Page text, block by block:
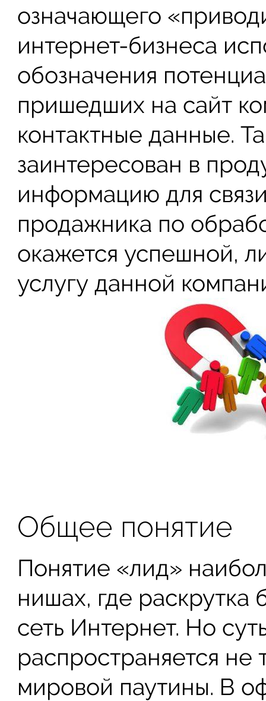
означающего
интернет-бизнеса
обозначения
пришедших на сайт
контактные данные.
заинтересован в
информацию для
продажника по
окажется успешной,
услугу данной
Общее понятие
Понятие «лид»
нишах, где раскрутка
сеть Интернет. Но
распространяется не
мировой паутины. В